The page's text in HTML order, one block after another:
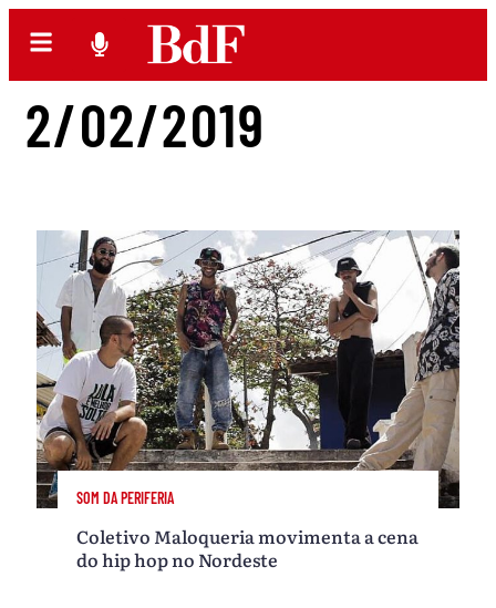
2/02/2019
SOM DA PERIFERIA
Coletivo Maloqueria movimenta a cena
do hip hop no Nordeste